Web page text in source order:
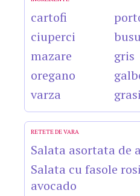
cartofi
ciuperci
mazare
oregano
varza
gris
RETETE DE VARA
Salata asortata de
Salata cu fasole
avocado